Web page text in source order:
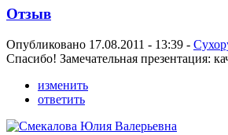
Отзыв
Опубликовано 17.08.2011 - 13:39 -
Спасибо! Замечательная презентация:
изменить
ответить